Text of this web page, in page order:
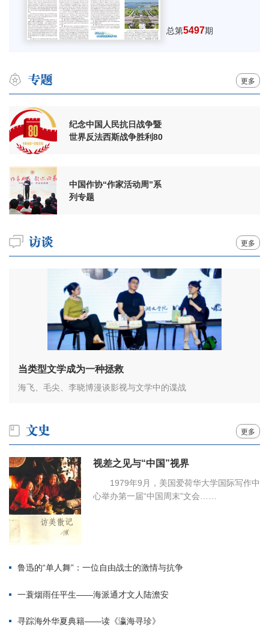
总第5497期
更多
纪念中国人民抗日战争暨
世界反法西斯战争胜利80
中国作协“作家活动周”系
列专题
更多
当类型文学成为一种拯救
海飞、毛尖、李晓博漫谈影视与文学中的谍战
更多
视差之见与“中国”视界
1979年9月，美国爱荷华大学国际写作中
心举办第一届“中国周末”文会……
鲁迅的“单人舞”：一位自由战士的激情与抗争
一蓑烟雨任平生——海派通才文人陆澹安
寻踪海外华夏典籍——读《瀛海寻珍》